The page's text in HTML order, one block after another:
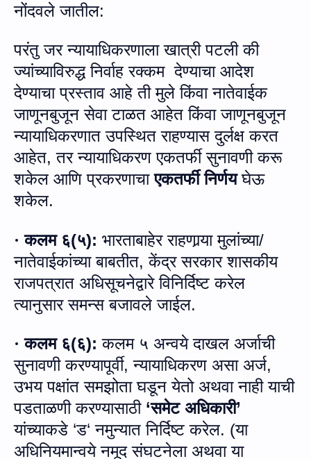
नोंदवले जातील:
परंतु जर न्यायाधिकरणाला खात्री पटली की
ज्यांच्याविरुद्ध निर्वाह रक्‍कम देण्याचा आदेश
देण्याचा प्रस्ताव आहे ती मुले किंवा नातेवाईक
जाणूनबुजून सेवा टाळत आहेत किंवा जाणूनबुजून
न्यायाधिकरणात उपस्थित राहण्यास दुर्लक्ष करत
आहेत,तर न्यायाधिकरण एकतर्फी सुनावणी करू
शकेल आणि प्रकरणाचाएकतर्फी निर्णयघेऊ
शकेल.
· कलम ६(५): भारताबाहेर राहणार्‍या मुलांच्या/
नातेवाईकांच्या बाबतीत, केंद्र सरकार शासकीय
राजपत्रात अधिसूचनेद्वारे विनिर्दिष्ट करेल
त्यानुसार समन्स बजावले जाईल.
· कलम ६(६): कलम ५ अन्वये दाखल अर्जाची
सुनावणी करण्यापूर्वी,न्यायाधिकरण असा अर्ज,
उभय पक्षांत समझोता घडून येतो अथवा नाही याची
पडताळणी करण्यासाठी ‘समेट अधिकारी’
यांच्याकडे ‘ड‘नमुन्यात निर्दिष्ट करेल. (या
अधिनियमान्वये नमूद संघटनेला अथवा या